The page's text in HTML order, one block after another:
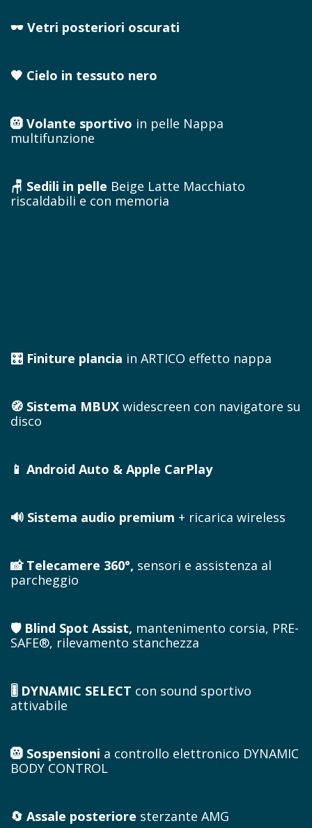
🕶️ Vetri posteriori oscurati
🖤 Cielo in tessuto nero
🛞 Volante sportivo in pelle Nappa
multifunzione
🪑 Sedili in pelle Beige Latte Macchiato
riscaldabili e con memoria
🎛️ Finiture plancia in ARTICO effetto nappa
🧭 Sistema MBUX widescreen con navigatore su
disco
📱 Android Auto & Apple CarPlay
🔊 Sistema audio premium + ricarica wireless
📸 Telecamere 360°, sensori e assistenza al
parcheggio
🛡️ Blind Spot Assist, mantenimento corsia, PRE-
SAFE®, rilevamento stanchezza
🎚️ DYNAMIC SELECT con sound sportivo
attivabile
🛞 Sospensioni a controllo elettronico DYNAMIC
BODY CONTROL
🔄 Assale posteriore sterzante AMG